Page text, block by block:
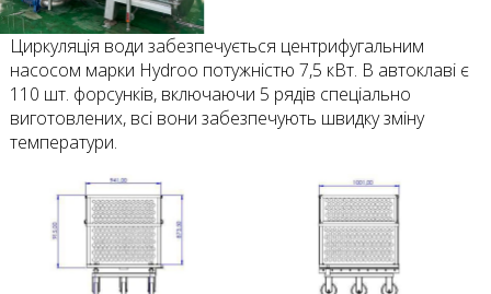
Циркуляція води забезпечується центрифугальним
насосом марки Hydroo потужністю 7,5 кВт. В автоклаві є
110 шт. форсунків, включаючи 5 рядів спеціально
виготовлених, всі вони забезпечують швидку зміну
температури.